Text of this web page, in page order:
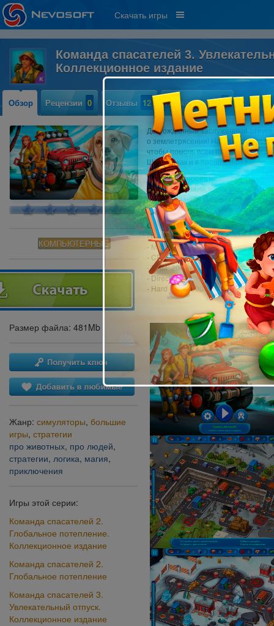
Скачать игры
Команда спасателей 3.
Коллекционное издание
Обзор Рецензии 0 Отзывы 12 Прохождение 1
КОМПЬЮТЕРНЫЕ
Размер файла: 481Mb
Жанр: симуляторы, большие
игры, стратегии
про животных, про людей,
стратегии, логика, магия,
приключения
Игры этой серии:
Команда спасателей 2.
Глобальное потепление.
Коллекционное издание
Команда спасателей 2.
Глобальное потепление
Команда спасателей 3.
Увлекательный отпуск.
Коллекционное издание
Долгожданный заслуженный
о землетрясении! Наша команда
чтобы помочь всем пострадавшим,
Шепард как и в прошлый раз
Отважных героев не пугают самые
быть спасенным, когда за дело
путь по разным уголкам
восстановите связь эпицентра
Системные требования:
- OS: Windows 7 или более поздняя
- Минимальное разрешение экрана
- CPU: 2,0 GHz
- RAM: 2048 MB
- DirectX: 9.0
- Hard Drive: 500 MB